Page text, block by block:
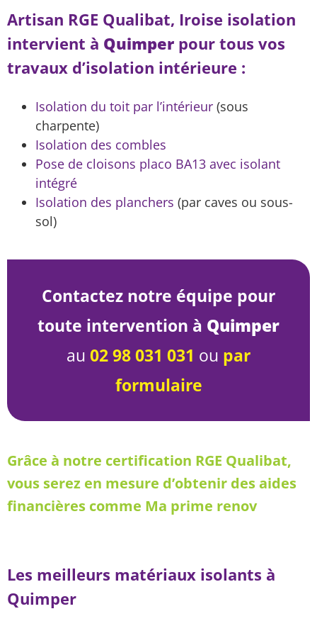
Artisan RGE Qualibat, Iroise isolation
intervient à Quimper pour tous vos
travaux d’isolation intérieure :
Isolation du toit par l’intérieur (sous
charpente)
Isolation des combles
Pose de cloisons placo BA13 avec isolant
intégré
Isolation des planchers (par caves ou sous-
sol)
Contactez notre équipe pour
toute intervention à Quimper
au 02 98 031 031 ou par
formulaire
Grâce à notre certification RGE Qualibat,
vous serez en mesure d’obtenir des aides
financières comme Ma prime renov
Les meilleurs matériaux isolants à
Quimper